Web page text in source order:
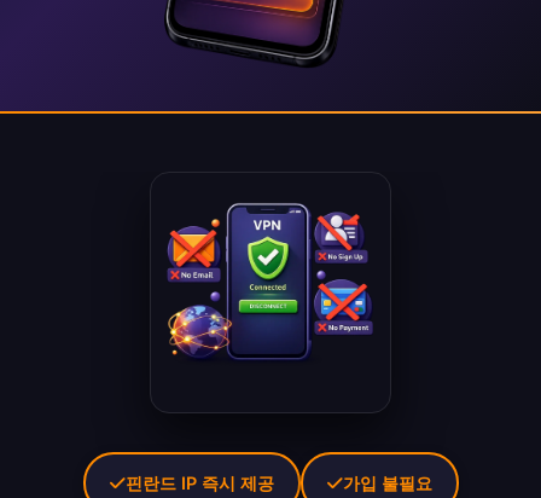
핀란드 IP 즉시 제공 가입 불필요